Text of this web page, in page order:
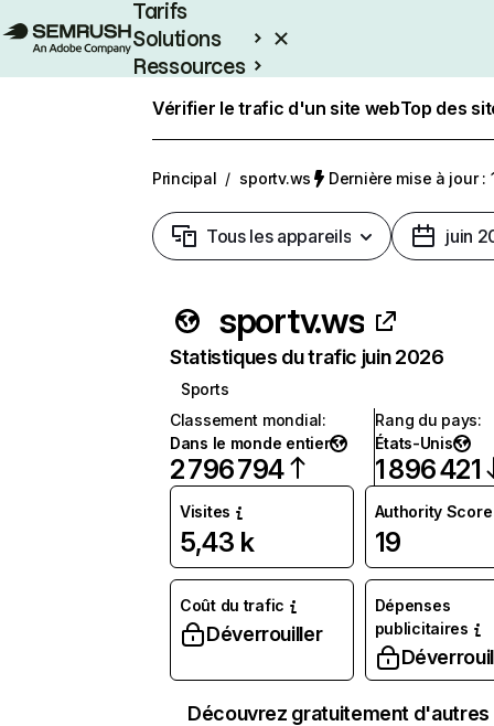
Tarifs
Solutions
Ressources
Vérifier le trafic d'un site webTop des
Principal / sportv.ws Dernière mise à jour :
Tous les appareils juin
sportv.ws
Statistiques du trafic juin 2026
Sports
Classement mondial:
Dans le monde entier
2 796 794
Rang du pays:
États-Unis
1 896 421
Visites
5,43 k
Authority Score
19
Coût du trafic
Déverrouiller
Dépenses
publicitaires
Découvrez gratuitement d'autres